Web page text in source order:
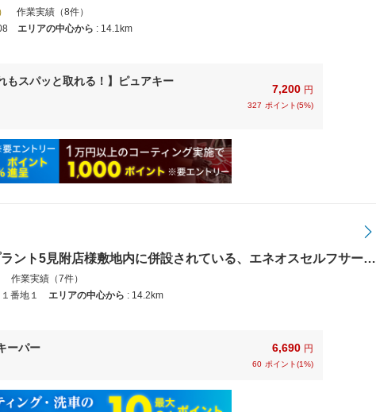
ら是非当店でコーティングを！【使えます】モバイルDrivePay
作業実績（8件）
エリアの中心から : 14.1km
もスパッと取れる！】ピュアキー
7,200 円
327 ポイント(5%)
ント5見附店様敷地内に併設されている、エネオスセルフサービ
エネルギーから洗車・コーティングアワード2024 総合満足度
ング １位２位３位の受賞店を輩出しました！
作業実績（7件）
番地１
エリアの中心から : 14.2km
ーパー 6,690 円
60 ポイント(1%)